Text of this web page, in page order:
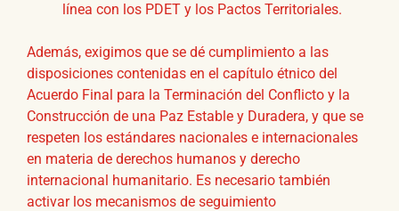
línea con los PDET y los Pactos Territoriales.
Además, exigimos que se dé cumplimiento a las
disposiciones contenidas en el capítulo étnico del
Acuerdo Final para la Terminación del Conflicto y la
Construcción de una Paz Estable y Duradera, y que se
respeten los estándares nacionales e internacionales
en materia de derechos humanos y derecho
internacional humanitario. Es necesario también
activar los mecanismos de seguimiento